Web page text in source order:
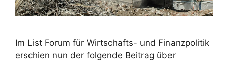
Im List Forum für Wirtschafts- und Finanzpolitik
erschien nun der folgende Beitrag über